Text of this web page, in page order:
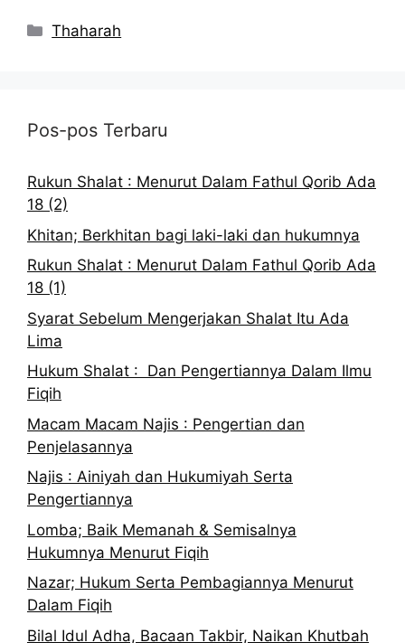
Kategori
Thaharah
Pos-pos Terbaru
Rukun Shalat : Menurut Dalam Fathul Qorib Ada
18 (2)
Khitan; Berkhitan bagi laki-laki dan hukumnya
Rukun Shalat : Menurut Dalam Fathul Qorib Ada
18 (1)
Syarat Sebelum Mengerjakan Shalat Itu Ada
Lima
Hukum Shalat : Dan Pengertiannya Dalam Ilmu
Fiqih
Macam Macam Najis : Pengertian dan
Penjelasannya
Najis : Ainiyah dan Hukumiyah Serta
Pengertiannya
Lomba; Baik Memanah & Semisalnya
Hukumnya Menurut Fiqih
Nazar; Hukum Serta Pembagiannya Menurut
Dalam Fiqih
Bilal Idul Adha, Bacaan Takbir, Naikan Khutbah